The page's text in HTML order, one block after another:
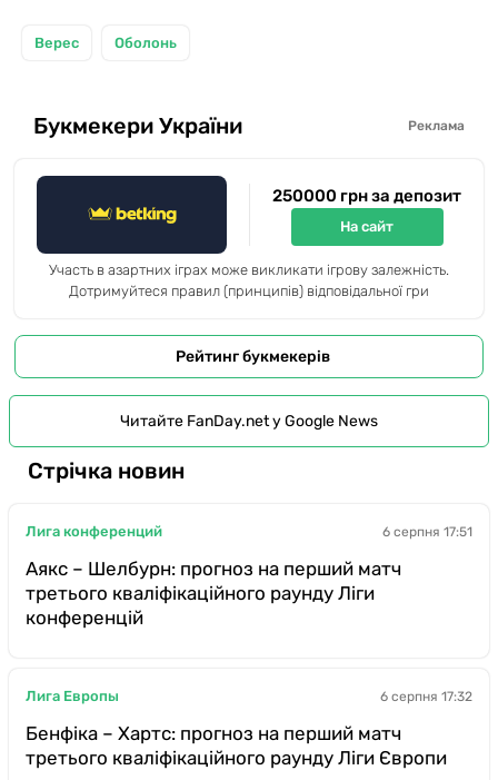
Верес Оболонь
Букмекери України Реклама
250000 грн за депозит
На сайт
Участь в азартних іграх може викликати ігрову залежність.
Дотримуйтеся правил (принципів) відповідальної гри
Рейтинг букмекерів
Читайте FanDay.net у Google News
Стрічка новин
Лига конференций 6 серпня 17:51
Аякс – Шелбурн: прогноз на перший матч
третього кваліфікаційного раунду Ліги
конференцій
Лига Европы 6 серпня 17:32
Бенфіка – Хартс: прогноз на перший матч
третього кваліфікаційного раунду Ліги Європи